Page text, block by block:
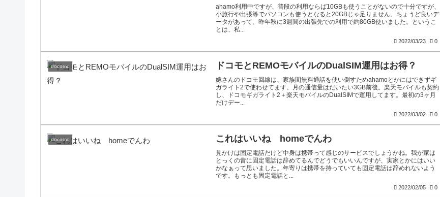
ahamo利用中ですが、普段の利用ならば10GBも使うことがないので十分ですが、
小旅行や出張等でパソコンも使うとなると20GBじゃ足りません。ちょうど良いデ
ータがあって、昨年秋に3週間の出張先での利用で約80GB使いました。というこ
とは、私...
2022/03/23 0
docomo ドコモとREMOモバイルのDualSIM運用はお得？
嫁さんのドコモ回線は、家族間無料通話を使い倒すためahamoとかにはできずギ
ガライト2で使わせてます。月の通信量はだいたい3GB前後。楽天モバイルも契約
し、ドコモギガライト2＋楽天モバイルのDualSIMで運用してます。最初の3ヶ月
だけデー...
2022/03/02 0
docomo これはいいね homeでんわ
見かけは固定電話だけど中身は携帯って感じのサービスでしょうかね。我が家は
とっくの昔に固定電話は辞めてるんでどうでもいいんですが、実家とかにはいい
かなぁって思いました。年寄りは携帯を持っていても固定電話は辞めれないよう
です。もっとも固定電話と...
2022/02/05 0